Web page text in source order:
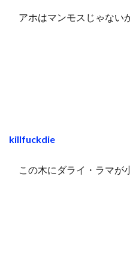
アホはマンモスじゃない
killfuckdie
この木にダライ・ラマが